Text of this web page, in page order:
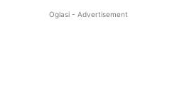
Oglasi - Advertisement